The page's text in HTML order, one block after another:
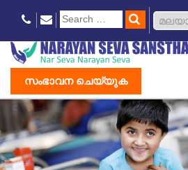
സംഭാവന ചെയ്യുക